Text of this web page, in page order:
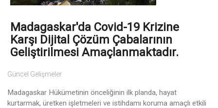
Madagaskar'da Covid-19 Krizine
Karşı Dijital Çözüm Çabalarının
Geliştirilmesi Amaçlanmaktadır.
Güncel Gelişmeler
Madagaskar Hükümetinin önceliğinin ilk planda, hayat
kurtarmak, üretken işletmeleri ve istihdamı koruma amaçlı etkili